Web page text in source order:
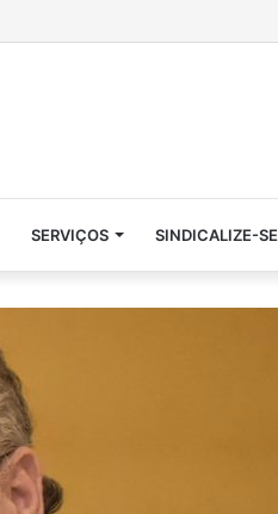
SERVIÇOS SINDICALIZE-SE